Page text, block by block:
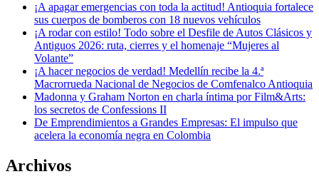
¡A apagar emergencias con toda la actitud! Antioquia fortalece
sus cuerpos de bomberos con 18 nuevos vehículos
¡A rodar con estilo! Todo sobre el Desfile de Autos Clásicos y
Antiguos 2026: ruta, cierres y el homenaje “Mujeres al
Volante”
¡A hacer negocios de verdad! Medellín recibe la 4.ª
Macrorrueda Nacional de Negocios de Comfenalco Antioquia
Madonna y Graham Norton en charla íntima por Film&Arts:
los secretos de Confessions II
De Emprendimientos a Grandes Empresas: El impulso que
acelera la economía negra en Colombia
Archivos